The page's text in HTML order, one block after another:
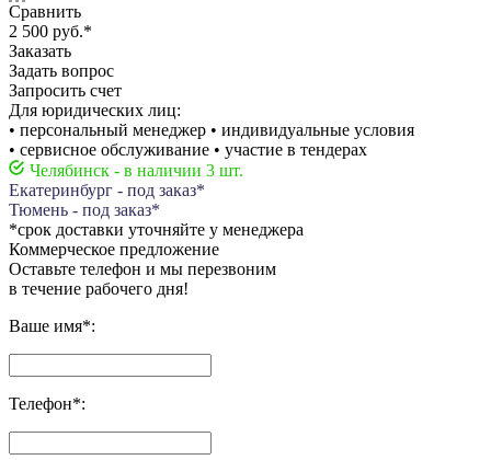
Сравнить
2 500 руб.*
Заказать
Задать вопрос
Запросить счет
Для юридических лиц:
• персональный менеджер • индивидуальные условия
• сервисное обслуживание • участие в тендерах
Челябинск - в наличии 3 шт.
Екатеринбург - под заказ*
Тюмень - под заказ*
*срок доставки уточняйте у менеджера
Коммерческое предложение
Оставьте телефон и мы перезвоним
в течение рабочего дня!
Ваше имя*:
Телефон*: